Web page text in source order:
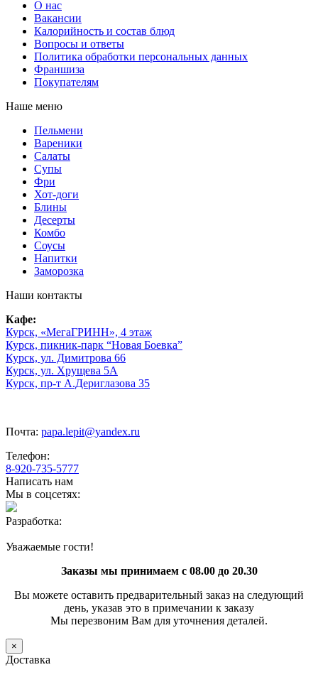
О нас
Вакансии
Калорийность и состав блюд
Вопросы и ответы
Политика обработки персональных данных
Франшиза
Покупателям
Наше меню
Пельмени
Вареники
Салаты
Супы
Фри
Хот-доги
Блины
Десерты
Комбо
Соусы
Напитки
Заморозка
Наши контакты
Кафе:
Курск, «МегаГРИНН», 4 этаж
Курск, пикник-парк “Новая Боевка”
Курск, ул. Димитрова 66
Курск, ул. Хрущева 5А
Курск, пр-т А.Дериглазова 35
Почта: papa.lepit@yandex.ru
Телефон:
8-920-735-5777
Написать нам
Мы в соцсетях:
Разработка:
Уважаемые гости!
Заказы мы принимаем с 08.00 до 20.30
Вы можете оставить предварительный заказ на следующий
день, указав это в примечании к заказу
Мы перезвоним Вам для уточнения деталей.
×
Доставка